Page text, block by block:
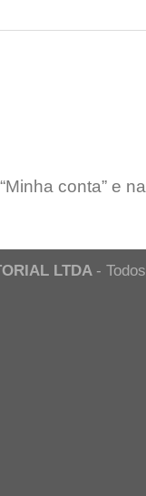
conta” e
LTDA -